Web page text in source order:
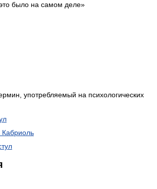
было на самом деле»
употребляемый на психологических